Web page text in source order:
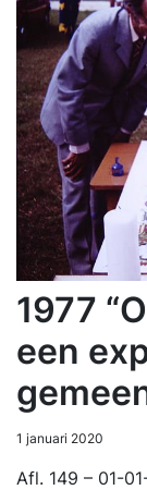
1977
een
1 januari 2020
Afl. 149 – 01-